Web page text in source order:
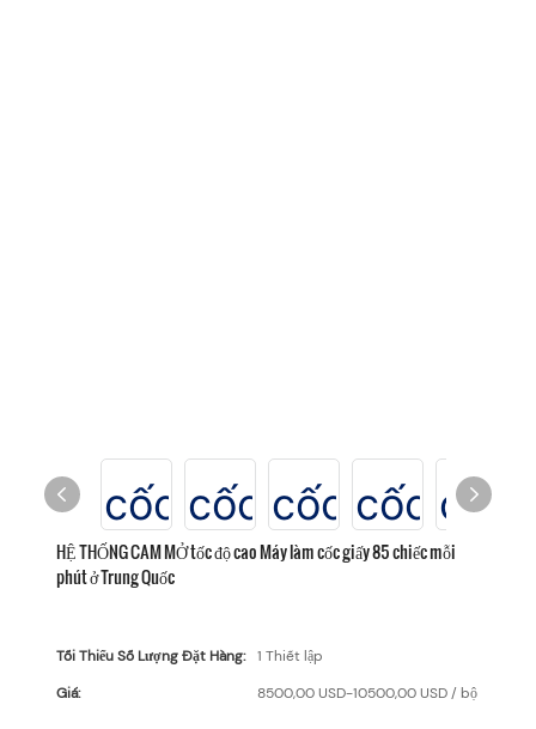
HỆ THỐNG CAM MỞ tốc độ cao Máy làm cốc giấy 85 chiếc mỗi
phút ở Trung Quốc
Tối Thiểu Số Lượng Đặt Hàng:
1 Thiết lập
Giá:
8500,00 USD-10500,00 USD / bộ